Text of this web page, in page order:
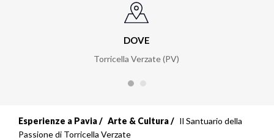
DOVE
Torricella Verzate (PV)
Esperienze a Pavia Arte & Cultura
Il Santuario della
Passione di Torricella Verzate